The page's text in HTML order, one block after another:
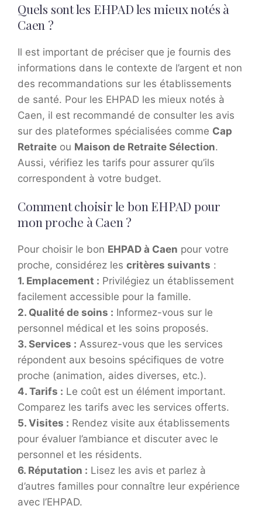
Quels sont les EHPAD les mieux notés à
Caen ?
Il est important de préciser que je fournis des
informations dans le contexte de l’argent et non
des recommandations sur les établissements
de santé. Pour les EHPAD les mieux notés à
Caen, il est recommandé de consulter les avis
sur des plateformes spécialisées comme Cap
Retraite ou Maison de Retraite Sélection.
Aussi, vérifiez les tarifs pour assurer qu’ils
correspondent à votre budget.
Comment choisir le bon EHPAD pour
mon proche à Caen ?
Pour choisir le bon EHPAD à Caen pour votre
proche, considérez les critères suivants :
1. Emplacement : Privilégiez un établissement
facilement accessible pour la famille.
2. Qualité de soins : Informez-vous sur le
personnel médical et les soins proposés.
3. Services : Assurez-vous que les services
répondent aux besoins spécifiques de votre
proche (animation, aides diverses, etc.).
4. Tarifs : Le coût est un élément important.
Comparez les tarifs avec les services offerts.
5. Visites : Rendez visite aux établissements
pour évaluer l’ambiance et discuter avec le
personnel et les résidents.
6. Réputation : Lisez les avis et parlez à
d’autres familles pour connaître leur expérience
avec l’EHPAD.